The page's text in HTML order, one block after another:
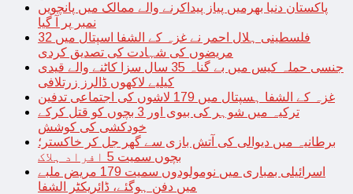
پاکستان دنیا بھرمیں پیاز پیداکرنے والے ممالک میں پانچویں
نمبر پر آ گیا
فلسطینی ہلال احمر نے غزہ کے الشفا اسپتال میں 32
مریضوں کی شہادت کی تصدیق کردی
جنسی حملہ کیس میں بے گناہ 35 سال سزا کاٹنے والے قیدی
کیلیے لاکھوں ڈالرز زرتلافی
غزہ کے الشفا ہسپتال میں 179 لاشوں کی اجتماعی تدفین
ترکیہ میں شوہر کی بیوی اور 3 بچوں کو قتل کرکے
خودکشی کی کوشش
برطانیہ میں دیوالی کی آتش بازی سے گھر جل کر خاکستر؛
بچوں سمیت 5 افراد ہلاک
اسرائیلی بمباری میں نومولودوں سمیت 179 مریض ملبے
میں دفن ہوگئے، ڈائریکٹر الشفا